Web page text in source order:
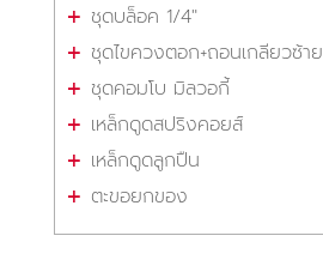
ชุดบล็อค 1/4"
ชุดไขควงตอก+ถอนเกลียวซ้าย
ชุดคอมโบ มิลวอกี้
เหล็กดูดสปริงคอยส์
เหล็กดูดลูกปืน
ตะขอยกของ